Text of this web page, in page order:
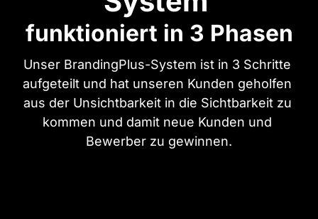
funktioniert in 3 Phasen
Unser BrandingPlus-System ist in 3 Schritte
aufgeteilt und hat unseren Kunden geholfen
aus der Unsichtbarkeit in die Sichtbarkeit zu
kommen und damit neue Kunden und
Bewerber zu gewinnen.